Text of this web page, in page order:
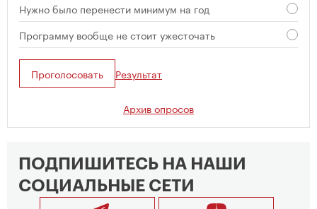
Нужно было перенести минимум на год
Программу вообще не стоит ужесточать
Проголосовать Результат
Архив опросов
ПОДПИШИТЕСЬ НА НАШИ
СОЦИАЛЬНЫЕ СЕТИ